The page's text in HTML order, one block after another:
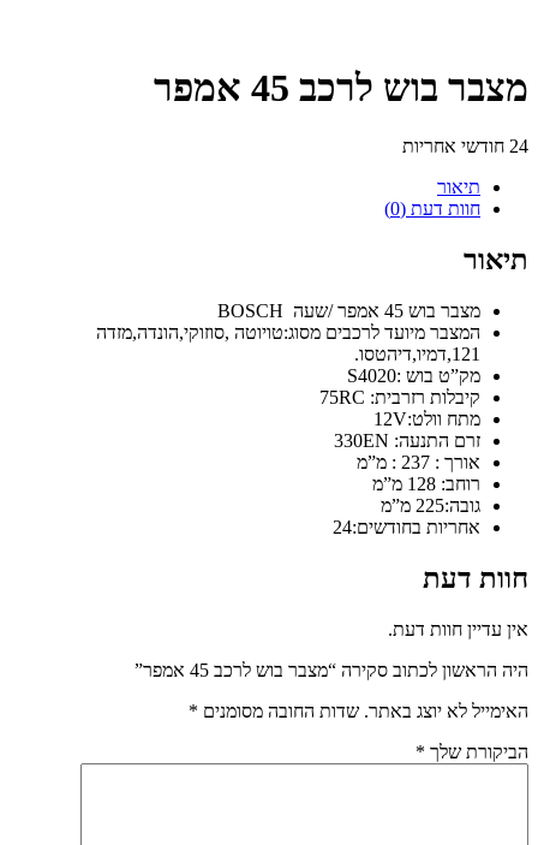
מצבר בוש לרכב 45 אמפר
24 חודשי אחריות
תיאור
חוות דעת (0)
תיאור
מצבר בוש 45 אמפר /שעה BOSCH
המצבר מיועד לרכבים מסוג:טויוטה ,סוזוקי,הונדה,מזדה
121,דמיו,דיהטסו.
מק”ט בוש :S4020
קיבלות רזרבית: 75RC
מתח וולט:12V
זרם התנעה: 330EN
אורך : 237 : מ”מ
רוחב: 128 מ”מ
גובה:225 מ”מ
אחריות בחודשים:24
חוות דעת
אין עדיין חוות דעת.
היה הראשון לכתוב סקירה “מצבר בוש לרכב 45 אמפר”
האימייל לא יוצג באתר. שדות החובה מסומנים *
הביקורת שלך *